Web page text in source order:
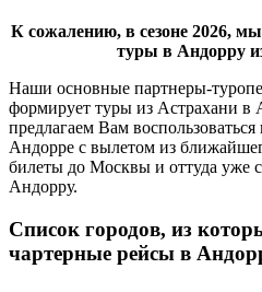
К сожалению, в сезоне 2026,
туры в Андорру
Наши основные партнеры-
формирует туры из Астрахани
предлагаем Вам
Андорре с вылетом из
билеты до Москвы и оттуда уже
Андорру.
Список городов, из
чартерные рейсы в